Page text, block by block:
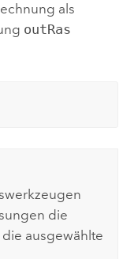
als
outRas
die
ausgewählte